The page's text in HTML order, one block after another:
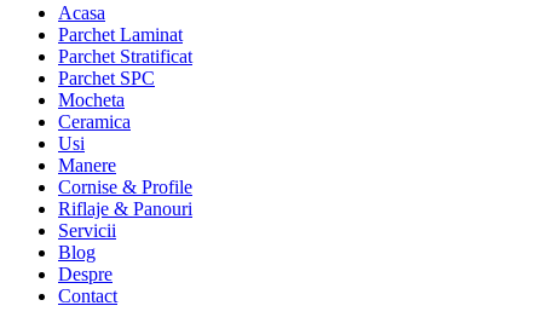
Acasa
Parchet Laminat
Parchet Stratificat
Parchet SPC
Mocheta
Ceramica
Usi
Manere
Cornise & Profile
Riflaje & Panouri
Servicii
Blog
Despre
Contact